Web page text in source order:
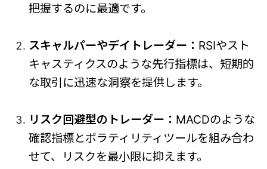
把握するのに最適です。
スキャルパーやデイトレーダー： RSIやスト
キャスティクスのような先行指標は、短期的
な取引に迅速な洞察を提供します。
リスク回避型のトレーダー： MACDのような
確認指標とボラティリティツールを組み合わ
せて、リスクを最小限に抑えます。